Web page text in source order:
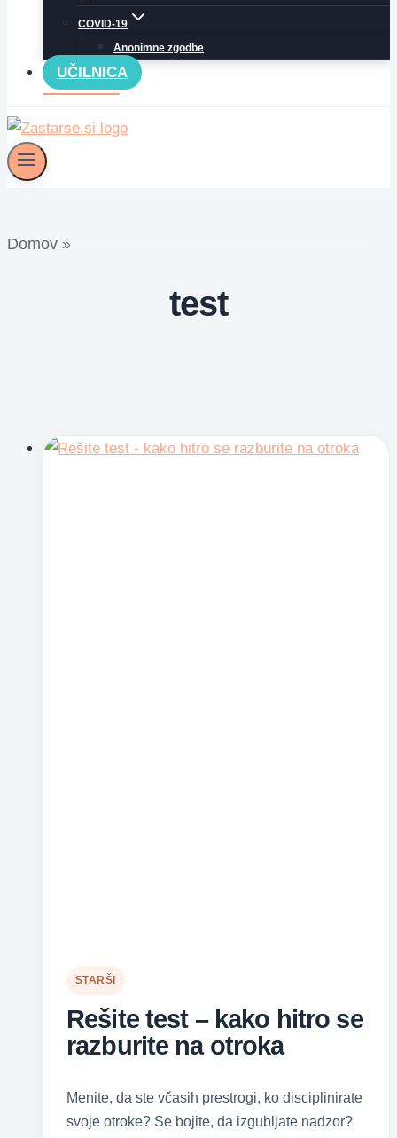
COVID-19
Anonimne zgodbe
UČILNICA
Domov »
test
STARŠI
Rešite test – kako hitro se
razburite na otroka
Menite, da ste včasih prestrogi, ko disciplinirate
svoje otroke? Se bojite, da izgubljate nadzor?